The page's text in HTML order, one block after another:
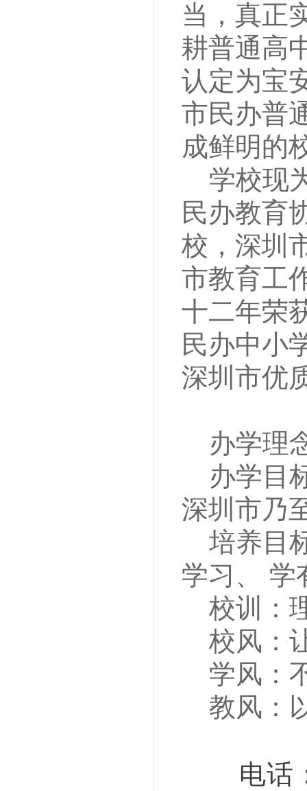
当，真正
耕普通高
认定为宝
市民办普
成鲜明的
学校现
民办教育
校，深圳
市教育工
十二年荣
民办中小
深圳市优
办学理
办学目
深圳市乃
培养目
学习、
学
校训：
校风：
学风：
教风：
电话